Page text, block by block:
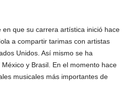
en que su carrera artística inició hace
a compartir tarimas con artistas
Unidos. Así mismo se ha
y Brasil. En el momento hace
musicales más importantes de